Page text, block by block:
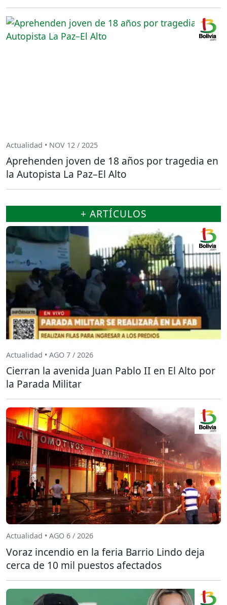
Actualidad • NOV 12 / 2025
Aprehenden joven de 18 años por tragedia en
la Autopista La Paz–El Alto
+ ARTÍCULOS
Actualidad • AGO 7 / 2026
Cierran la avenida Juan Pablo II en El Alto por
la Parada Militar
Actualidad • AGO 6 / 2026
Voraz incendio en la feria Barrio Lindo deja
cerca de 10 mil puestos afectados